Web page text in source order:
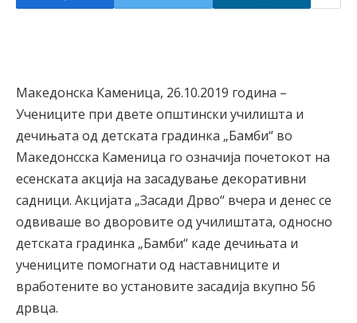
Македонска Каменица, 26.10.2019 година –
Учениците при двете општински училишта и
дечињата од детската градинка „Бамби“ во
Македонсска Каменица го означија почетокот на
есенската акција на засадување декоративни
садници. Акцијата „Засади Дрво“ вчера и денес се
одвиваше во дворовите од училиштата, односно
детската градинка „Бамби“ каде дечињата и
учениците помогнати од наставниците и
вработените во установите засадија вкупно 56
дрвца.